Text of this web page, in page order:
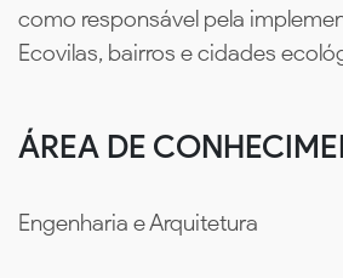
como responsável pela
Ecovilas, bairros e cidades
ÁREA DE
Engenharia e Arquitetura